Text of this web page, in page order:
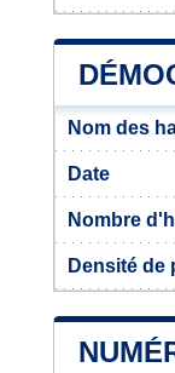
Nom des
Date
Nombre
Densité de